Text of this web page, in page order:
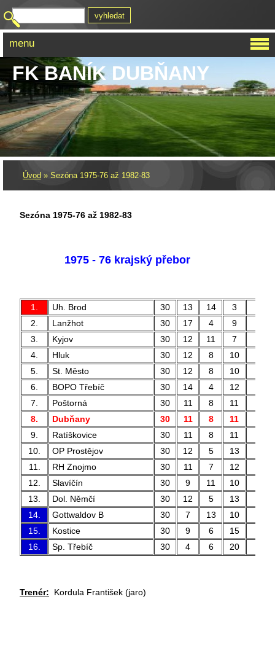
FK BANÍK DUBŇANY
Úvod » Sezóna 1975-76 až 1982-83
Sezóna 1975-76 až 1982-83
1975 - 76 krajský přebor
1. Uh. Brod 30 13 14 3
2.
Lanžhot 30 17 4 9
3.
Kyjov 30 12 11 7
4.
Hluk 30 12 8 10
5.
St. Město 30 12 8 10
6.
BOPO Třebíč 30 14 4 12
7.
Poštorná 30 11 8 11
8.
Dubňany 30 11 8 11
9.
Ratíškovice 30 11 8 11
10.
OP Prostějov 30 12 5 13
11.
RH Znojmo 30 11 7 12
12.
Slavíčín 30 9 11 10
13.
Dol. Němčí 30 12 5 13
14.
Gottwaldov B 30 7 13 10
15.
Kostice 30 9 6 15
16.
Sp. Třebíč 30 4 6 20
Trenér: Kordula František (jaro)
menu